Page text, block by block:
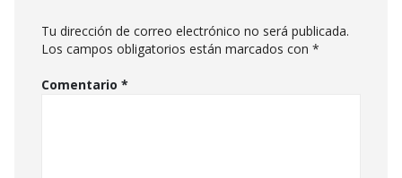
Tu dirección de correo electrónico no será publicada.
Los campos obligatorios están marcados con *
Comentario *